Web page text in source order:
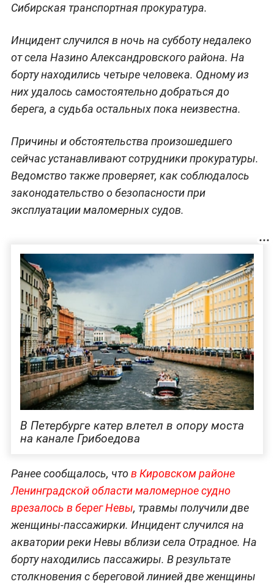
Сибирская транспортная прокуратура.
Инцидент случился в ночь на субботу недалеко
от села Назино Александровского района. На
борту находились четыре человека. Одному из
них удалось самостоятельно добраться до
берега, а судьба остальных пока неизвестна.
Причины и обстоятельства произошедшего
сейчас устанавливают сотрудники прокуратуры.
Ведомство также проверяет, как соблюдалось
законодательство о безопасности при
эксплуатации маломерных судов.
В Петербурге катер влетел в опору моста
на канале Грибоедова
Ранее сообщалось, чтов Кировском районе
Ленинградской области маломерное судно
врезалось в берег Невы, травмы получили две
женщины-пассажирки. Инцидент случился на
акватории реки Невы вблизи села Отрадное. На
борту находились пассажиры. В результате
столкновения с береговой линией две женщины